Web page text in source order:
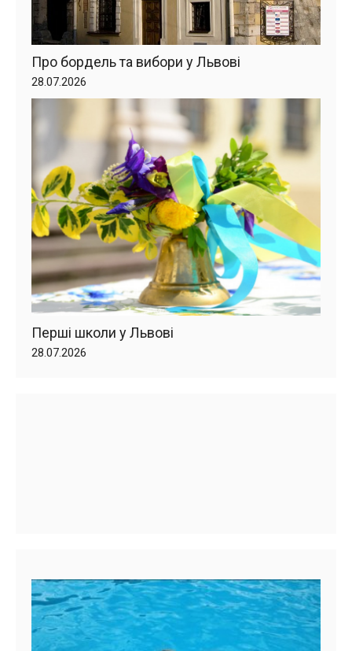
Про бордель та вибори у Львові
28.07.2026
Перші школи у Львові
28.07.2026